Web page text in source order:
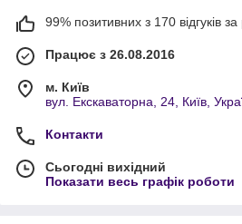
99% позитивних з 170 відгуків за
Працює з 26.08.2016
м. Київ
вул. Екскаваторна, 24, Київ,
Контакти
Сьогодні вихідний
Показати весь графік роботи